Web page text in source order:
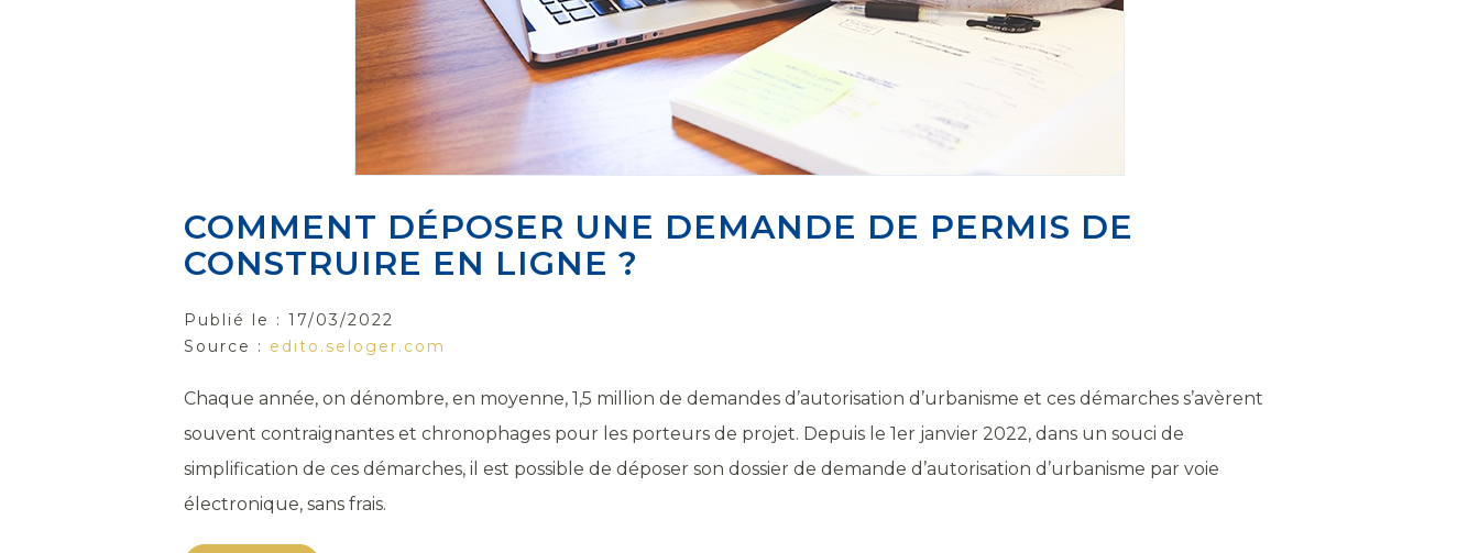
COMMENT DÉPOSER UNE DEMANDE DE PERMIS DE
CONSTRUIRE EN LIGNE ?
Publié le : 17/03/2022
Source : edito.seloger.com
Chaque année, on dénombre, en moyenne, 1,5 million de demandes d’autorisation d’urbanisme et ces démarches s’avèrent
souvent contraignantes et chronophages pour les porteurs de projet. Depuis le 1er janvier 2022, dans un souci de
simplification de ces démarches, il est possible de déposer son dossier de demande d’autorisation d’urbanisme par voie
électronique, sans frais.